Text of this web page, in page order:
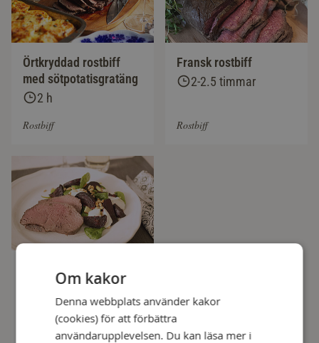
Örtkryddad rostbiff
med sötpotatisgratäng
2 h
Rostbiff
Fransk rostbiff
2-2.5 timmar
Rostbiff
Rostbiff med rostade
rödbetor och
wasabikräm
ca 1-2 h
Om kakor
Denna webbplats använder kakor
(cookies) för att förbättra
användarupplevelsen. Du kan läsa mer i